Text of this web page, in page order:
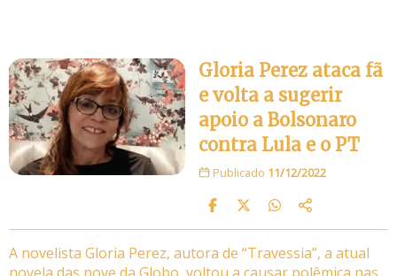
Gloria Perez ataca fã
e volta a sugerir
apoio a Bolsonaro
contra Lula e o PT
Publicado 11/12/2022
A novelista Gloria Perez, autora de “Travessia”, a atual